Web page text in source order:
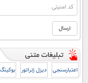
اعتبارسنجی دیزل ژنراتور بوکینگ